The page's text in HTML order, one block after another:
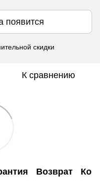
появится
скидки
К сравнению
Возврат